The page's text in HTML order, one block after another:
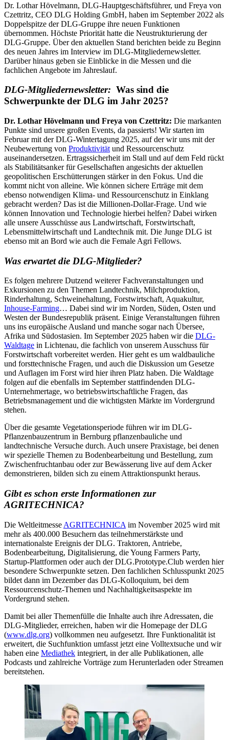
Dr. Lothar Hövelmann, DLG-Hauptgeschäftsführer, und Freya von
Czettritz, CEO DLG Holding GmbH, haben im September 2022 als
Doppelspitze der DLG-Gruppe ihre neuen Funktionen
übernommen. Höchste Priorität hatte die Neustrukturierung der
DLG-Gruppe. Über den aktuellen Stand berichten beide zu Beginn
des neuen Jahres im Interview im DLG-Mitgliedernewsletter.
Darüber hinaus geben sie Einblicke in die Messen und die
fachlichen Angebote im Jahreslauf.
DLG-Mitgliedernewsletter: Was sind die
Schwerpunkte der DLG im Jahr 2025?
Dr. Lothar Hövelmann und Freya von Czettritz: Die markanten
Punkte sind unsere großen Events, da passierts! Wir starten im
Februar mit der DLG-Wintertagung 2025, auf der wir uns mit der
Neubewertung von Produktivität und Ressourcenschutz
auseinandersetzen. Ertragssicherheit im Stall und auf dem Feld rückt
als Stabilitätsanker für Gesellschaften angesichts der aktuellen
geopolitischen Erschütterungen stärker in den Fokus. Und die
kommt nicht von alleine. Wie können sichere Erträge mit dem
ebenso notwendigen Klima- und Ressourcenschutz in Einklang
gebracht werden? Das ist die Millionen-Dollar-Frage. Und wie
können Innovation und Technologie hierbei helfen? Dabei wirken
alle unsere Ausschüsse aus Landwirtschaft, Forstwirtschaft,
Lebensmittelwirtschaft und Landtechnik mit. Die Junge DLG ist
ebenso mit an Bord wie auch die Female Agri Fellows.
Was erwartet die DLG-Mitglieder?
Es folgen mehrere Dutzend weiterer Fachveranstaltungen und
Exkursionen zu den Themen Landtechnik, Milchproduktion,
Rinderhaltung, Schweinehaltung, Forstwirtschaft, Aquakultur,
Inhouse-Farming… Dabei sind wir im Norden, Süden, Osten und
Westen der Bundesrepublik präsent. Einige Veranstaltungen führen
uns ins europäische Ausland und manche sogar nach Übersee,
Afrika und Südostasien. Im September 2025 haben wir die DLG-
Waldtage in Lichtenau, die fachlich von unserem Ausschuss für
Forstwirtschaft vorbereitet werden. Hier geht es um waldbauliche
und forsttechnische Fragen, und auch die Diskussion um Gesetze
und Auflagen im Forst wird hier ihren Platz haben. Die Waldtage
folgen auf die ebenfalls im September stattfindenden DLG-
Unternehmertage, wo betriebswirtschaftliche Fragen, das
Betriebsmanagement und die wichtigsten Märkte im Vordergrund
stehen.
Über die gesamte Vegetationsperiode führen wir im DLG-
Pflanzenbauzentrum in Bernburg pflanzenbauliche und
landtechnische Versuche durch. Auch unsere Praxistage, bei denen
wir spezielle Themen zu Bodenbearbeitung und Bestellung, zum
Zwischenfruchtanbau oder zur Bewässerung live auf dem Acker
demonstrieren, bilden sich zu einem Attraktionspunkt heraus.
Gibt es schon erste Informationen zur
AGRITECHNICA?
Die Weltleitmesse AGRITECHNICA im November 2025 wird mit
mehr als 400.000 Besuchern das teilnehmerstärkste und
internationalste Ereignis der DLG. Traktoren, Antriebe,
Bodenbearbeitung, Digitalisierung, die Young Farmers Party,
Startup-Plattformen oder auch der DLG.Prototype.Club werden hier
besondere Schwerpunkte setzen. Den fachlichen Schlusspunkt 2025
bildet dann im Dezember das DLG-Kolloquium, bei dem
Ressourcenschutz-Themen und Nachhaltigkeitsaspekte im
Vordergrund stehen.
Damit bei aller Themenfülle die Inhalte auch ihre Adressaten, die
DLG-Mitglieder, erreichen, haben wir die Homepage der DLG
(www.dlg.org) vollkommen neu aufgesetzt. Ihre Funktionalität ist
erweitert, die Suchfunktion umfasst jetzt eine Volltextsuche und wir
haben eine Mediathek integriert, in der alle Publikationen, alle
Podcasts und zahlreiche Vorträge zum Herunterladen oder Streamen
bereitstehen.